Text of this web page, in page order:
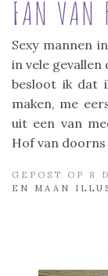
FAN VAN
Sexy mannen
in vele gevallen
besloot ik dat
maken, me
uit een van
Hof van
GEPOST OP 8
EN MAAN